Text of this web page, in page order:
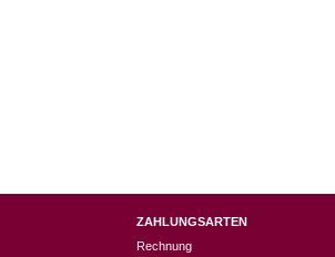
ZAHLUNGSARTEN
Rechnung